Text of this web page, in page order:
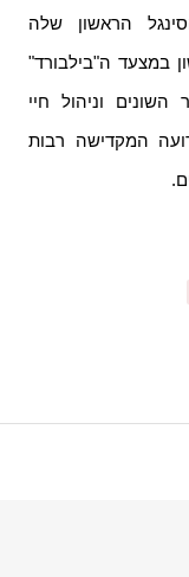
הראשון שלה
במצעד ה"בילבורד"
וניהול חיי
המקדישה רבות